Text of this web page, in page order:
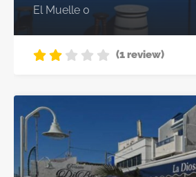
El Muelle 0
(1 review)